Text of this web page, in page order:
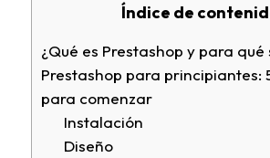
Índice de
¿Qué es Prestashop y para qué
Prestashop para principiantes:
para comenzar
Instalación
Diseño